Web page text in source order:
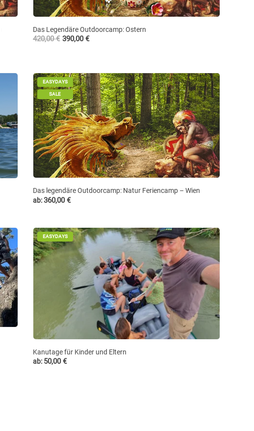
Das Legendäre Outdoorcamp: Ostern
420,00€ 390,00€
EASYDAYS
SALE
Das legendäre Outdoorcamp: Natur Feriencamp – Wien
ab:360,00€
EASYDAYS
Kanutage für Kinder und Eltern
ab: 50,00€